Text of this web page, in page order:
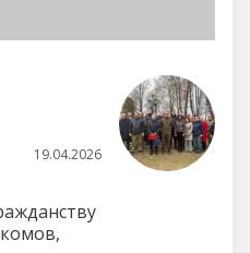
19.04.2026